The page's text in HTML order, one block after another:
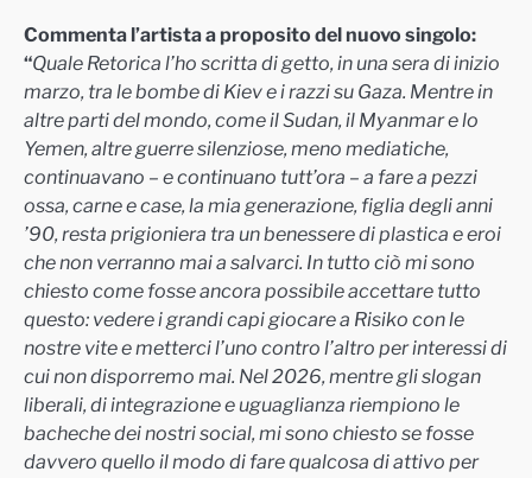
Commenta l’artista a proposito del nuovo singolo:
“Quale Retorica l’ho scritta di getto, in una sera di inizio
marzo, tra le bombe di Kiev e i razzi su Gaza. Mentre in
altre parti del mondo, come il Sudan, il Myanmar e lo
Yemen, altre guerre silenziose, meno mediatiche,
continuavano – e continuano tutt’ora – a fare a pezzi
ossa, carne e case, la mia generazione, figlia degli anni
’90, resta prigioniera tra un benessere di plastica e eroi
che non verranno mai a salvarci. In tutto ciò mi sono
chiesto come fosse ancora possibile accettare tutto
questo: vedere i grandi capi giocare a Risiko con le
nostre vite e metterci l’uno contro l’altro per interessi di
cui non disporremo mai. Nel 2026, mentre gli slogan
liberali, di integrazione e uguaglianza riempiono le
bacheche dei nostri social, mi sono chiesto se fosse
davvero quello il modo di fare qualcosa di attivo per